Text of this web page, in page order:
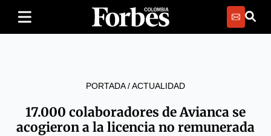
PORTADA/ACTUALIDAD
17.000 colaboradores de Avianca se
acogieron a la licencia no remunerada